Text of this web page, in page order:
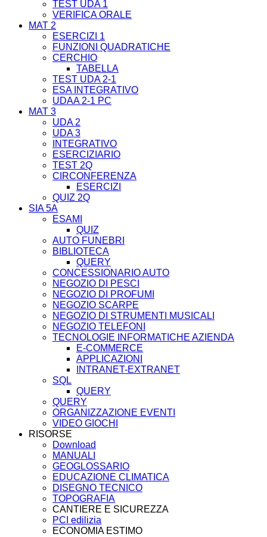
TEST UDA 1
VERIFICA ORALE
MAT 2
ESERCIZI 1
FUNZIONI QUADRATICHE
CERCHIO
TABELLA
TEST UDA 2-1
ESA INTEGRATIVO
UDAA 2-1 PC
MAT 3
UDA 2
UDA 3
INTEGRATIVO
ESERCIZIARIO
TEST 2Q
CIRCONFERENZA
ESERCIZI
QUIZ 2Q
SIA 5A
ESAMI
QUIZ
AUTO FUNEBRI
BIBLIOTECA
QUERY
CONCESSIONARIO AUTO
NEGOZIO DI PESCI
NEGOZIO DI PROFUMI
NEGOZIO SCARPE
NEGOZIO DI STRUMENTI MUSICALI
NEGOZIO TELEFONI
TECNOLOGIE INFORMATICHE AZIENDA
E-COMMERCE
APPLICAZIONI
INTRANET-EXTRANET
SQL
QUERY
QUERY
ORGANIZZAZIONE EVENTI
VIDEO GIOCHI
RISORSE
Download
MANUALI
GEOGLOSSARIO
EDUCAZIONE CLIMATICA
DISEGNO TECNICO
TOPOGRAFIA
CANTIERE E SICUREZZA
PCI edilizia
ECONOMIA ESTIMO